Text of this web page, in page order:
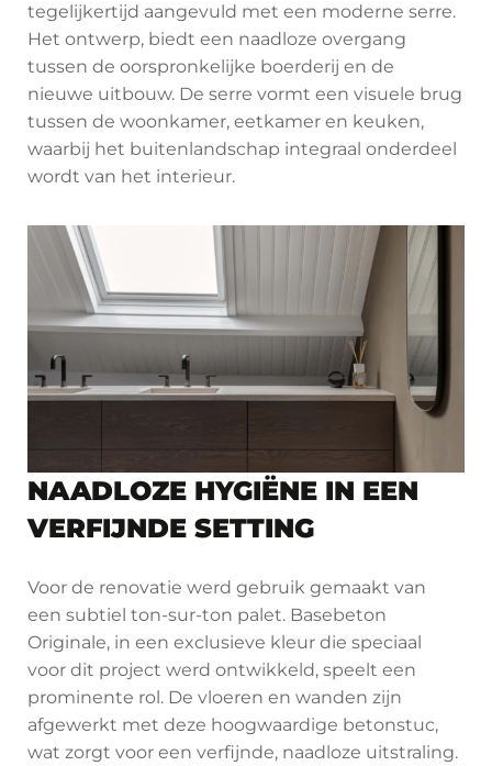
tegelijkertijd aangevuld met een moderne serre.
Het ontwerp, biedt een naadloze overgang
tussen de oorspronkelijke boerderij en de
nieuwe uitbouw. De serre vormt een visuele brug
tussen de woonkamer, eetkamer en keuken,
waarbij het buitenlandschap integraal onderdeel
wordt van het interieur.
NAADLOZE HYGIËNE IN EEN
VERFIJNDE SETTING
Voor de renovatie werd gebruik gemaakt van
een subtiel ton-sur-ton palet. Basebeton
Originale, in een exclusieve kleur die speciaal
voor dit project werd ontwikkeld, speelt een
prominente rol. De vloeren en wanden zijn
afgewerkt met deze hoogwaardige betonstuc,
wat zorgt voor een verfijnde, naadloze uitstraling.